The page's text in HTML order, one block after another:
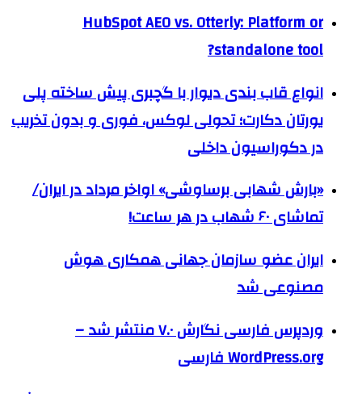
HubSpot AEO vs. Otterly: Platform or
standalone tool?
انواع قاب بندی دیوار با گچبری پیش ساخته پلی
یورتان دکارت؛ تحولی لوکس، فوری و بدون تخریب
در دکوراسیون داخلی
«بارش شهابی برساوشی» اواخر مرداد در ایران/
تماشای ۶۰ شهاب در هر ساعت!
ایران عضو سازمان جهانی همکاری هوش
مصنوعی شد
وردپرس فارسی نگارش ۷.۰ منتشر شد –
WordPress.org فارسی